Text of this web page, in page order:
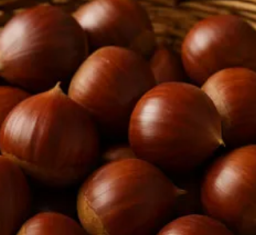
の智恵占学情報推命学鑑定士、そして月刊誌『京
都生涯学習カレッジ』の編集担当させていただい
ております。 「暦は魂磨きのツール」 この占学情
報推命学に出会ったのは、30年ほど前になりま
す。 そのとき初めて、万年暦というものがあるこ
とを知りました。 ５、６年ほど前に、暦ツアーと
いうのがあって参加しました。暦をつくるための
古からの観測の道具や場所、計算方法を見たとき
に、先人の大自然や宇宙に対する智恵に驚くばか
りで、どれだけこの暦をつくることが重要であっ
たかを実感しました。 今、ネットで調べれば当た
り前にすぐに分かるなんて、簡単すぎて、自分の
感謝の無さに申し訳なく感じるくらいです。 冬至
から数えて何日目に種を植えるとか、、、とても